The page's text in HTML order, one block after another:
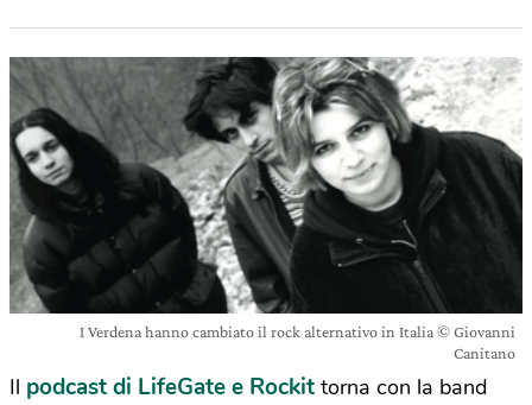
I Verdena hanno cambiato il rock alternativo in Italia © Giovanni
Canitano
Il podcast di LifeGate e Rockit torna con la band